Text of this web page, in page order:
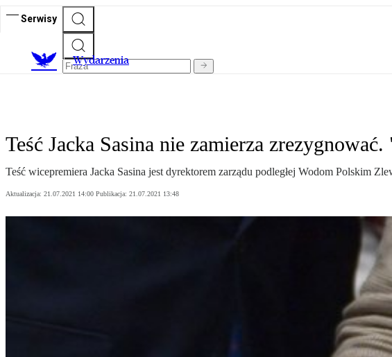
Serwisy
Wydarzenia
Teść Jacka Sasina nie zamierza
Teść wicepremiera Jacka Sasina jest dyrektorem zarządu podległej Wodom Polskim
Aktualizacja: 21.07.2021 14:00 Publikacja: 21.07.2021 13:48